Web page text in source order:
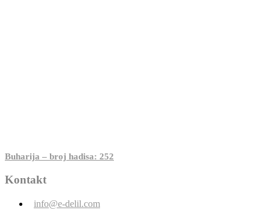
Buharija – broj hadisa: 252
Kontakt
info@e-delil.com